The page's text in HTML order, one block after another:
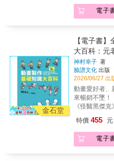
話，就能自
並且以此為生
品。我並不喜
的音樂。這
影像的產物而
地仿效畫面，
屬品。＊如果
我並不認同無
社會體制中，
展，最終的目
「only one」
否則作曲家
久石讓現身說
音樂創作的
職人哲學與人
真誠而又字字
然我多少也想
個好人，還
久石讓創意
品，讓感動在
產生好奇：為
峰，保持源源
久石讓這麼
次都能夠發
份工作，不能
輩子只需要有
出好的曲子
影。……集中
話，就能自
並且以此為生
品。我並不喜
電子
金石堂
【電子書
大百科：元
作流程、數
攻略
神村幸子 著
臉譜文化 出版
2026/06/27 出
動畫愛好者、
來暢銷不墜！
《怪醫黑傑
典動畫製作
解及範例，廣
畫製作」以
特價 455 元
電子